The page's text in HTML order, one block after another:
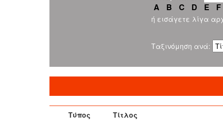
A
B C D E F
ή εισάγετε λίγα
Ταξινόμηση ανά:
Τύπος Τίτλος